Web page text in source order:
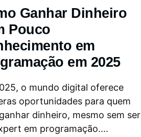
Ganhar Dinheiro
Pouco
em
em 2025
o mundo digital oferece
oportunidades para quem
dinheiro, mesmo sem ser
em programação....